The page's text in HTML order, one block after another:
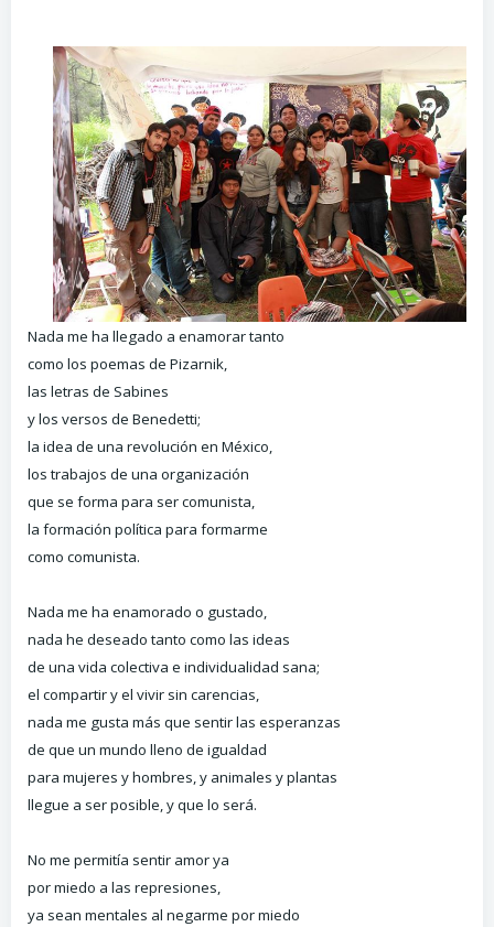
Nada me ha llegado a enamorar tanto
como los poemas de Pizarnik,
las letras de Sabines
y los versos de Benedetti;
la idea de una revolución en México,
los trabajos de una organización
que se forma para ser comunista,
la formación política para formarme
como comunista.
Nada me ha enamorado o gustado,
nada he deseado tanto como las ideas
de una vida colectiva e individualidad sana;
el compartir y el vivir sin carencias,
nada me gusta más que sentir las esperanzas
de que un mundo lleno de igualdad
para mujeres y hombres, y animales y plantas
llegue a ser posible, y que lo será.
No me permitía sentir amor ya
por miedo a las represiones,
ya sean mentales al negarme por miedo